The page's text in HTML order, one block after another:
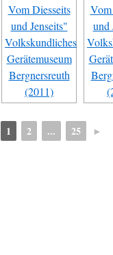
1 2 ... 25 ►